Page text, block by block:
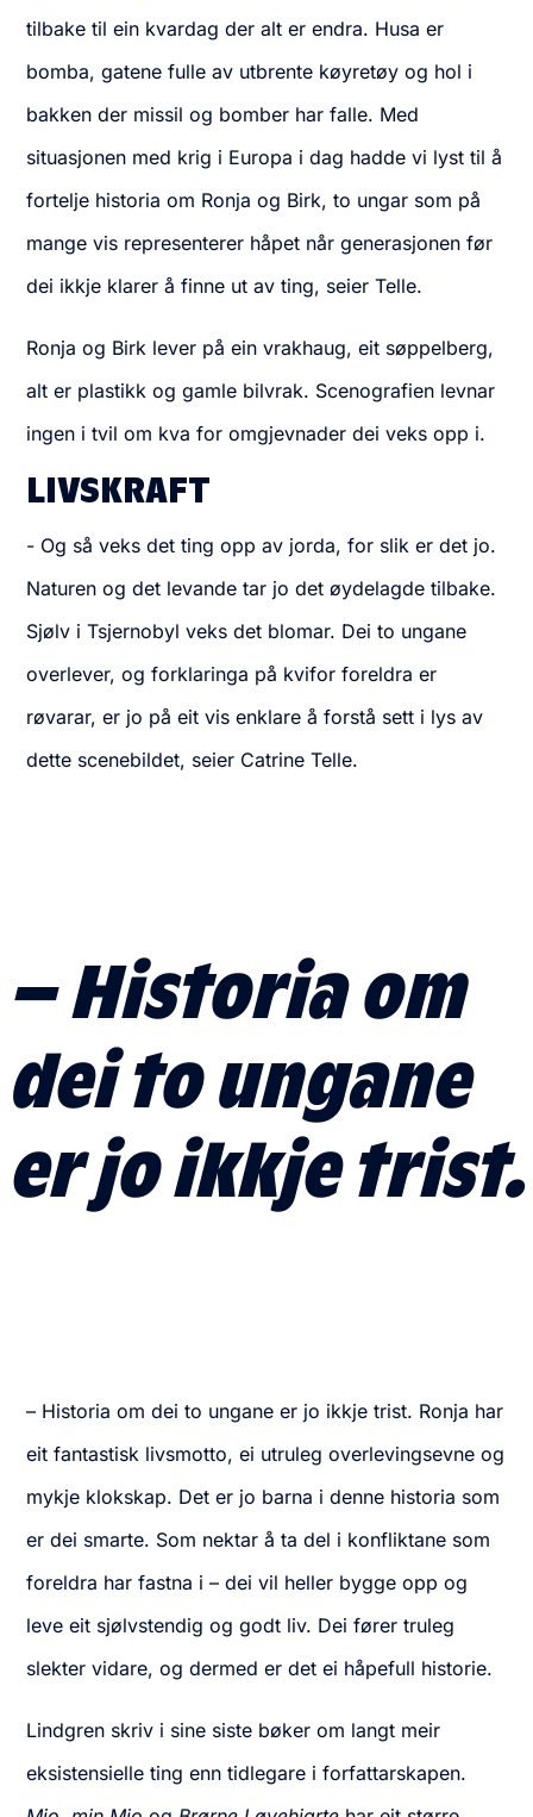
tilbake til ein kvardag der alt er endra. Husa er
bomba, gatene fulle av utbrente køyretøy og hol i
bakken der missil og bomber har falle. Med
situasjonen med krig i Europa i dag hadde vi lyst til å
fortelje historia om Ronja og Birk, to ungar som på
mange vis representerer håpet når generasjonen før
dei ikkje klarer å finne ut av ting, seier Telle.
Ronja og Birk lever på ein vrakhaug, eit søppelberg,
alt er plastikk og gamle bilvrak. Scenografien levnar
ingen i tvil om kva for omgjevnader dei veks opp i.
LIVSKRAFT
- Og så veks det ting opp av jorda, for slik er det jo.
Naturen og det levande tar jo det øydelagde tilbake.
Sjølv i Tsjernobyl veks det blomar. Dei to ungane
overlever, og forklaringa på kvifor foreldra er
røvarar, er jo på eit vis enklare å forstå sett i lys av
dette scenebildet, seier Catrine Telle.
– Historia om
dei to ungane
er jo ikkje trist.
– Historia om dei to ungane er jo ikkje trist. Ronja har
eit fantastisk livsmotto, ei utruleg overlevingsevne og
mykje klokskap. Det er jo barna i denne historia som
er dei smarte. Som nektar å ta del i konfliktane som
foreldra har fastna i – dei vil heller bygge opp og
leve eit sjølvstendig og godt liv. Dei fører truleg
slekter vidare, og dermed er det ei håpefull historie.
Lindgren skriv i sine siste bøker om langt meir
eksistensielle ting enn tidlegare i forfattarskapen.